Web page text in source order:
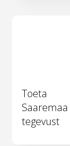
Toeta
tegevust